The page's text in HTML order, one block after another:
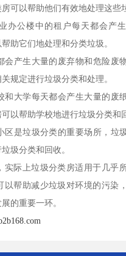
可以帮助他们有效地处理这些
办公楼中的租户每天都会产
助它们地处理和分类垃圾。
会产生大量的废弃物和危险废
规定进行垃圾分类和处理。
和大学每天都会产生大量的废
以帮助学校地进行垃圾分类和
区是垃圾分类的重要场所，垃
圾分类和回收。
实际上垃圾分类房适用于几乎
以帮助减少垃圾对环境的污染
的重要一环。